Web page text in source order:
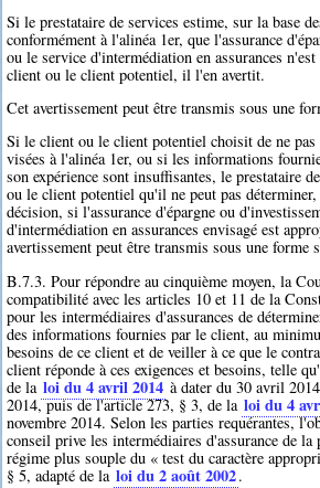
Si le prestataire de services estime, sur la base
conformément à l'alinéa 1er, que l'assurance
ou le service d'intermédiation en assurances
client ou le client potentiel, il l'en avertit.
Cet avertissement peut être transmis sous une
Si le client ou le client potentiel choisit de ne
visées à l'alinéa 1er, ou si les informations
son expérience sont insuffisantes, le prestataire
ou le client potentiel qu'il ne peut pas
décision, si l'assurance d'épargne ou
d'intermédiation en assurances envisagé est
avertissement peut être transmis sous une forme
B.7.3. Pour répondre au cinquième moyen, la
compatibilité avec les articles 10 et 11 de la
pour les intermédiaires d'assurances de
des informations fournies par le client, au
besoins de ce client et de veiller à ce que le
client réponde à ces exigences et besoins, telle
de la loi du 4 avril 2014 à dater du 30 avril
2014, puis de l'article 273, § 3, de la loi du 4
novembre 2014. Selon les parties requérantes,
conseil prive les intermédiaires d'assurance de
régime plus souple du « test du caractère
§ 5, adapté de la loi du 2 août 2002.